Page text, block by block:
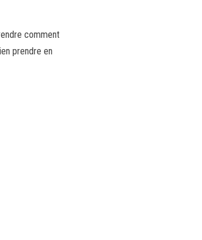
comment
prendre en